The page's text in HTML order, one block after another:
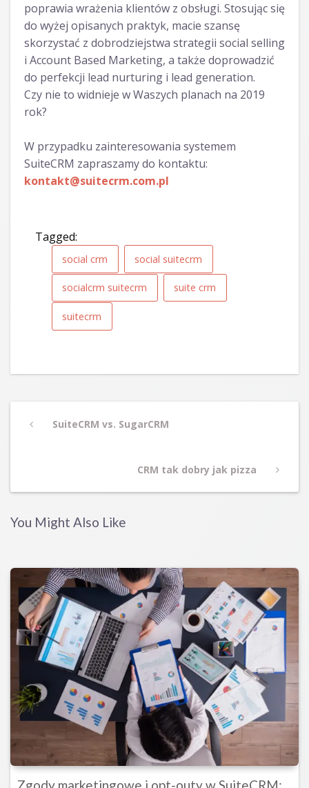
poprawia wrażenia klientów z obsługi. Stosując się
do wyżej opisanych praktyk, macie szansę
skorzystać z dobrodziejstwa strategii social selling
i Account Based Marketing, a także doprowadzić
do perfekcji lead nurturing i lead generation.
Czy nie to widnieje w Waszych planach na 2019
rok?
W przypadku zainteresowania systemem
SuiteCRM zapraszamy do kontaktu:
kontakt@suitecrm.com.pl
Tagged:
social crm social suitecrm
socialcrm suitecrm suite crm
suitecrm
navigation
PreviousSuiteCRM vs. SugarCRM
Next
CRM tak dobry jak pizza
You Might Also Like
Zgody marketingowe i opt-outy w SuiteCRM: